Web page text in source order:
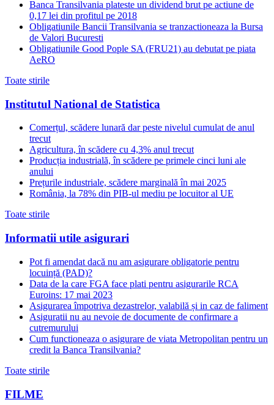
Banca Transilvania plateste un dividend brut pe actiune de
0,17 lei din profitul pe 2018
Obligatiunile Bancii Transilvania se tranzactioneaza la Bursa
de Valori Bucuresti
Obligatiunile Good Pople SA (FRU21) au debutat pe piata
AeRO
Toate stirile
Institutul National de Statistica
Comerțul, scădere lunară dar peste nivelul cumulat de anul
trecut
Agricultura, în scădere cu 4,3% anul trecut
Producția industrială, în scădere pe primele cinci luni ale
anului
Prețurile industriale, scădere marginală în mai 2025
România, la 78% din PIB-ul mediu pe locuitor al UE
Toate stirile
Informatii utile asigurari
Pot fi amendat dacă nu am asigurare obligatorie pentru
locuință (PAD)?
Data de la care FGA face plati pentru asigurarile RCA
Euroins: 17 mai 2023
Asigurarea împotriva dezastrelor, valabilă și in caz de faliment
Asiguratii nu au nevoie de documente de confirmare a
cutremurului
Cum functioneaza o asigurare de viata Metropolitan pentru un
credit la Banca Transilvania?
Toate stirile
FILME